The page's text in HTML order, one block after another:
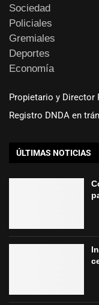
Sociedad
Policiales
Gremiales
Deportes
Economía
Propietario y Director
Registro DNDA en
ÚLTIMAS NOTICIAS